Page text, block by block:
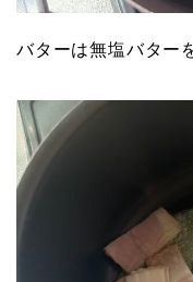
バターは無塩バター